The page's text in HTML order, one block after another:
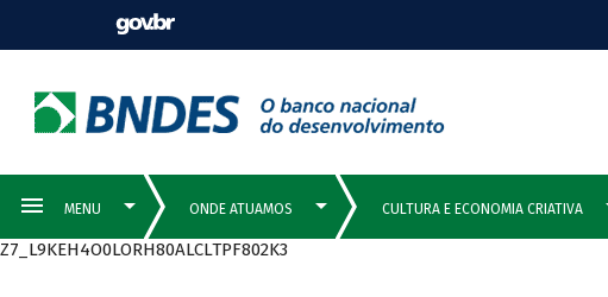
Z7_L9KEH4O0LORH80ALCLTPF802K3